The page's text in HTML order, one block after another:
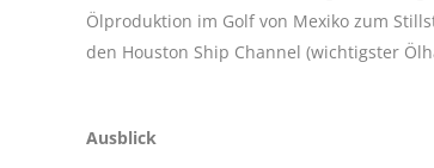
Ölproduktion im Golf von Mexiko zum
den Houston Ship Channel (wichtigster
Ausblick